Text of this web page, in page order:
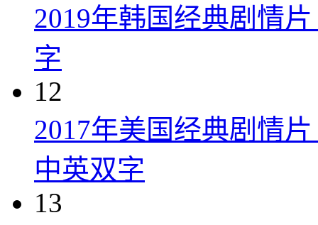
2019年韩国经典剧情
字
12
2017年美国经典剧情
中英双字
13